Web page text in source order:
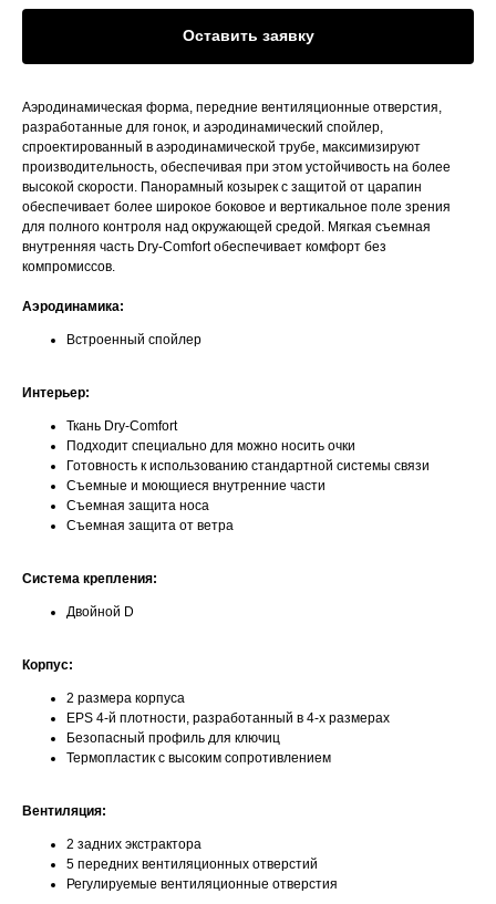
Оставить заявку
Аэродинамическая форма, передние вентиляционные отверстия,
разработанные для гонок, и аэродинамический спойлер,
спроектированный в аэродинамической трубе, максимизируют
производительность, обеспечивая при этом устойчивость на более
высокой скорости. Панорамный козырек с защитой от царапин
обеспечивает более широкое боковое и вертикальное поле зрения
для полного контроля над окружающей средой. Мягкая съемная
внутренняя часть Dry-Comfort обеспечивает комфорт без
компромиссов.
Аэродинамика:
Встроенный спойлер
Интерьер:
Ткань Dry-Comfort
Подходит специально для можно носить очки
Готовность к использованию стандартной системы связи
Съемные и моющиеся внутренние части
Съемная защита носа
Съемная защита от ветра
Система крепления:
Двойной D
Корпус:
2 размера корпуса
EPS 4-й плотности, разработанный в 4-х размерах
Безопасный профиль для ключиц
Термопластик с высоким сопротивлением
Вентиляция:
2 задних экстрактора
5 передних вентиляционных отверстий
Регулируемые вентиляционные отверстия